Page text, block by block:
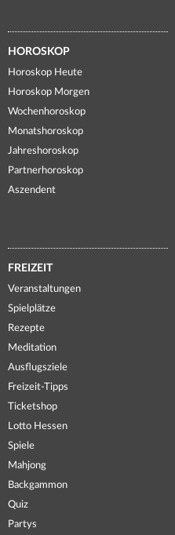
HOROSKOP
Horoskop Heute
Horoskop Morgen
Wochenhoroskop
Monatshoroskop
Jahreshoroskop
Partnerhoroskop
Aszendent
FREIZEIT
Veranstaltungen
Spielplätze
Rezepte
Meditation
Ausflugsziele
Freizeit-Tipps
Ticketshop
Lotto Hessen
Spiele
Mahjong
Backgammon
Quiz
Partys